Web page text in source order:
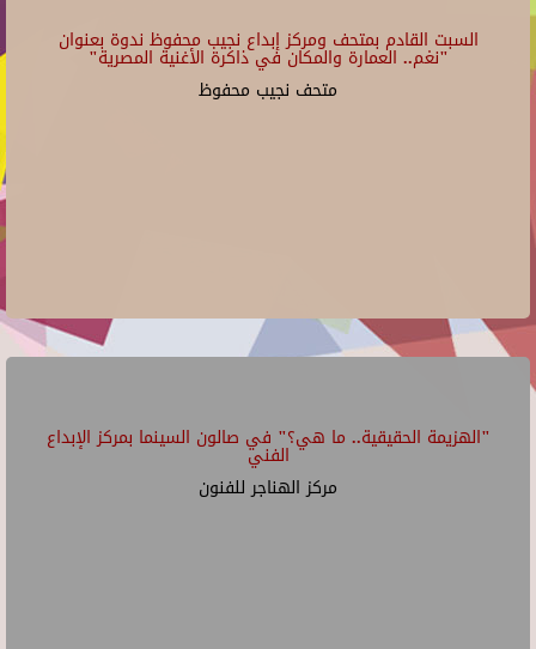
السبت القادم بمتحف ومركز إبداع نجيب محفوظ ندوة بعنوان
"نغم.. العمارة والمكان في ذاكرة الأغنية المصرية"
متحف نجيب محفوظ
"الهزيمة الحقيقية.. ما هي؟" في صالون السينما بمركز الإبداع
الفني
مركز الهناجر للفنون